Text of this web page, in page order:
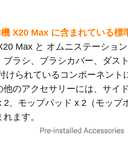
X20 Max に含まれている標
Max と オムニステーショ
ラシ、ブラシカバー、ダス
けられているコンポーネン
のアクセサリーには、サイ
2、モップパッド x 2（モッ
ます。